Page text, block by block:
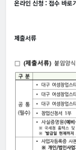
온라인 신청 : 접수 바로
제출서류